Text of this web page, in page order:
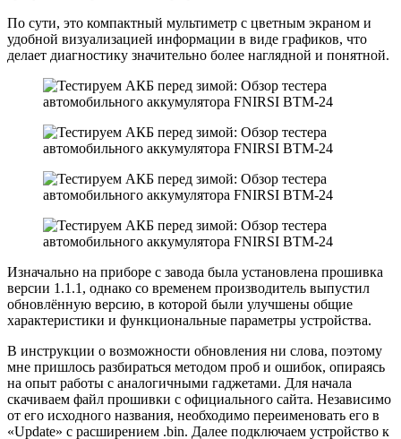
По сути, это компактный мультиметр с цветным экраном и
удобной визуализацией информации в виде графиков, что
делает диагностику значительно более наглядной и понятной.
Изначально на приборе с завода была установлена прошивка
версии 1.1.1, однако со временем производитель выпустил
обновлённую версию, в которой были улучшены общие
характеристики и функциональные параметры устройства.
В инструкции о возможности обновления ни слова, поэтому
мне пришлось разбираться методом проб и ошибок, опираясь
на опыт работы с аналогичными гаджетами. Для начала
скачиваем файл прошивки с официального сайта. Независимо
от его исходного названия, необходимо переименовать его в
«Update» с расширением .bin. Далее подключаем устройство к